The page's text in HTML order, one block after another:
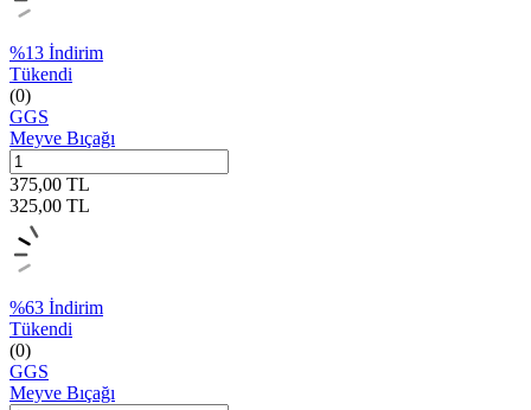
%13 İndirim
Tükendi
(0)
GGS
Meyve Bıçağı
375,00 TL
325,00 TL
%63 İndirim
Tükendi
(0)
GGS
Meyve Bıçağı